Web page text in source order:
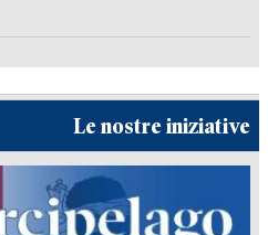
Le nostre iniziative